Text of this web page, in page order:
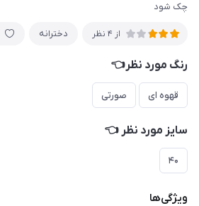
چک شود
از 4 نظر دخترانه
رنگ مورد نظر👈
قهوه ای صورتی
سایز مورد نظر 👈
۴۰
ویژگی‌ها